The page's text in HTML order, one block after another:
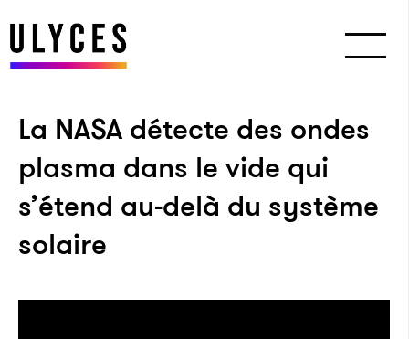
La NASA détecte des ondes
plasma dans le vide qui
s’étend au-delà du système
solaire